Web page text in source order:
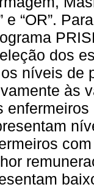
e “OR”.
dos
níveis de
às